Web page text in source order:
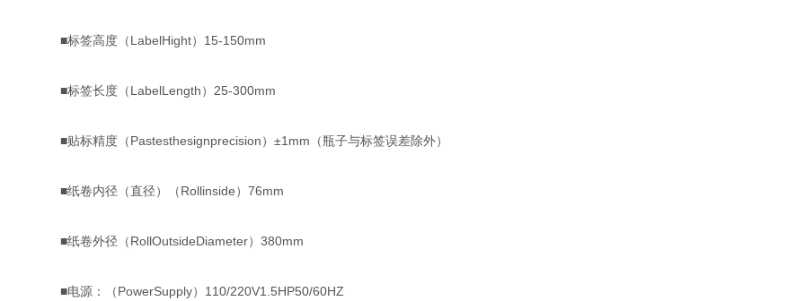
■标签高度（LabelHight）15-150mm
■标签长度（LabelLength）25-300mm
■贴标精度（Pastesthesignprecision）±1mm（瓶子与标签误差除外）
■纸卷内径（直径）（Rollinside）76mm
■纸卷外径（RollOutsideDiameter）380mm
■电源：（PowerSupply）110/220V1.5HP50/60HZ